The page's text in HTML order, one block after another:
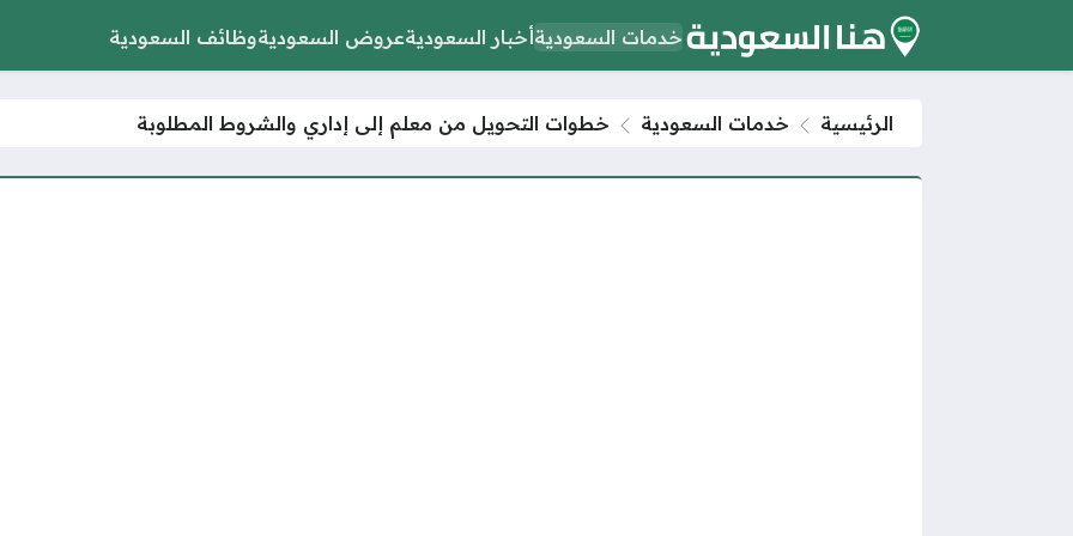
خدمات السعوديةأخبار السعوديةعروض السعوديةوظائف السعودية
الرئيسية خدمات السعودية خطوات التحويل من معلم إلى إداري والشروط المطلوبة